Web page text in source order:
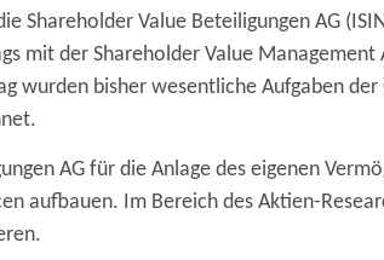
Shareholder Value Beteiligungen AG
mit der Shareholder Value
wurden bisher wesentliche Aufgaben
AG für die Anlage des eigenen
aufbauen. Im Bereich des Aktien-